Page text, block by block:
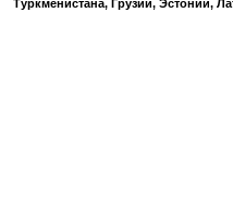
Туркменистана, Грузии, Эстонии,